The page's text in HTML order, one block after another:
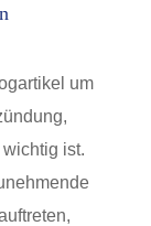
um
ist.